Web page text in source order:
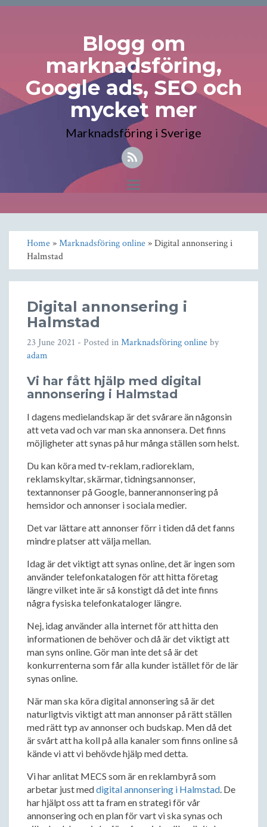
Blogg om
marknadsföring,
Google ads, SEO och
mycket mer
Marknadsföring i Sverige
Toggle
Home»Marknadsföring online» Digital annonsering i
Halmstad
Digital annonsering i
Halmstad
23 June 2021 - Posted inMarknadsföring onlineby
adam
Vi har fått hjälp med digital
annonsering i Halmstad
I dagens medielandskap är det svårare än någonsin
att veta vad och var man ska annonsera. Det finns
möjligheter att synas på hur många ställen som helst.
Du kan köra med tv-reklam, radioreklam,
reklamskyltar, skärmar, tidningsannonser,
textannonser på Google, bannerannonsering på
hemsidor och annonser i sociala medier.
Det var lättare att annonser förr i tiden då det fanns
mindre platser att välja mellan.
Idag är det viktigt att synas online, det är ingen som
använder telefonkatalogen för att hitta företag
längre vilket inte är så konstigt då det inte finns
några fysiska telefonkataloger längre.
Nej, idag använder alla internet för att hitta den
informationen de behöver och då är det viktigt att
man syns online. Gör man inte det så är det
konkurrenterna som får alla kunder istället för de lär
synas online.
När man ska köra digital annonsering så är det
naturligtvis viktigt att man annonser på rätt ställen
med rätt typ av annonser och budskap. Men då det
är svårt att ha koll på alla kanaler som finns online så
kände vi att vi behövde hjälp med detta.
Vi har anlitat MECS som är en reklambyrå som
arbetar just meddigital annonsering i Halmstad. De
har hjälpt oss att ta fram en strategi för vår
annonsering och en plan för vart vi ska synas och